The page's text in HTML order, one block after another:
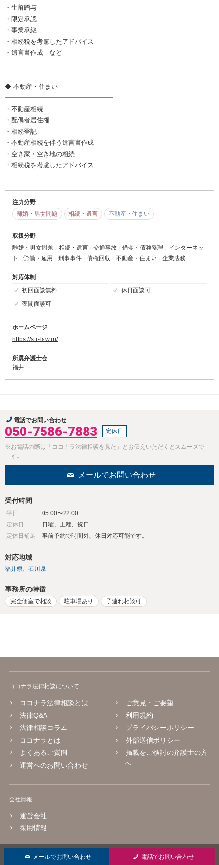
・生前贈与
・限定承認
・事業承継
・相続税を考慮したアドバイス
・遺言書作成 など
◆ 不動産・住まい
━━━━━━━━━━━━━━━━━
・不動産相続
・配偶者居住権
・相続登記
・不動産相続を伴う遺言書作成
・空き家・空き地の相続
・相続税を考慮したアドバイス
注力分野
離婚・男女問題
相続・遺言 不動産・住まい
取扱分野
離婚・男女問題
相続・遺言 交通事故 借金・債務整理
インターネッ
ト
労働・雇用 刑事事件 債権回収 不動産・住まい 企業法務
対応体制
初回面談無料
休日面談可
夜間面談可
ホームページ
https://str-law.jp/
所属弁護士会
福井
電話でお問い合わせ
050-7586-7883 定休日
※お電話の際は「ココナラ法律相談を見た」とお伝えいただくとスムーズで
す。
メールでお問い合わせ
受付時間
平日
05:00〜22:00
定休日
日曜、土曜、祝日
定休日補足
事前予約で時間外、休日対応可能です。
対応地域
福井県 石川県
事務所の特徴
完全個室で相談 駐車場あり 子連れ相談可
メールでお問い合わせ 電話でお問い合わせ
ココナラ法律相談について
ココナラ法律相談とは
法律Q&A
法律相談コラム
ココナラとは
よくあるご質問
運営へのお問い合わせ
ご意見・ご要望
利用規約
プライバシーポリシー
外部送信ポリシー
掲載をご検討の弁護士の方
へ
会社情報
運営会社
採用情報